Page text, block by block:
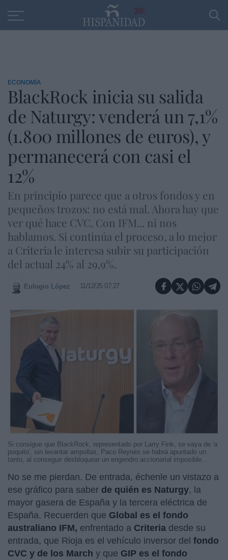
30
ECONOMÍA
BlackRock inicia su salida
de Naturgy: venderá un 7,1%
(1.800 millones de euros), y
permanecerá con casi el
12%
En principio parece que a otros fondos y en
pequeños trozos: no está mal. Ahora hay que
ver qué hace CVC. Con IFM... ni nos
hablamos. Si continúa el proceso, a lo mejor
a Criteria le interesa subir su participación
del actual 24% al 29,9%.
Eulogio López 11/12/25 07:27
Si consigue que BlackRock, representado por Larry Fink, se vaya de 'a
poquito', sin levantar ampollas, Paco Reynés se habrá apuntado un
tanto, al conseguir desbloquear un engendro accionarial imposible...
No se me pierdan. De entrada, échenle un vistazo a
ese gráfico para saber de quién es Naturgy, la
mayor gasera de España y la tercera eléctrica de
España. Recuerden que Global es el fondo
australiano IFM, enfrentado a Criteria desde su
entrada, que Rioja es el vehículo inversor del fondo
CVC y de los March y que GIP es el fondo